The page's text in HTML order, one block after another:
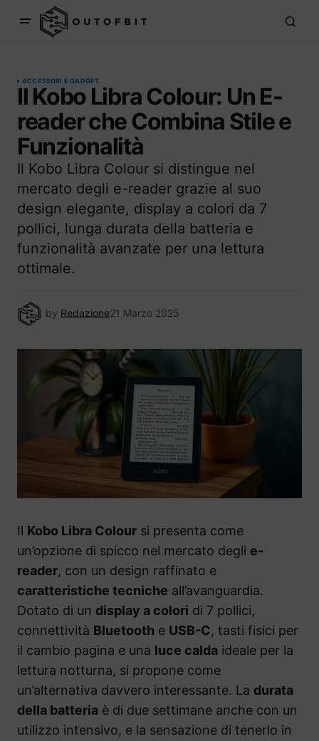
ACCESSORI E GADGET
Il Kobo Libra Colour: Un E-
reader che Combina Stile e
Funzionalità
Il Kobo Libra Colour si distingue nel
mercato degli e-reader grazie al suo
design elegante, display a colori da 7
pollici, lunga durata della batteria e
funzionalità avanzate per una lettura
ottimale.
by Redazione21 Marzo 2025
Il Kobo Libra Colour si presenta come
un’opzione di spicco nel mercato degli e-
reader, con un design raffinato e
caratteristiche tecniche all’avanguardia.
Dotato di un display a colori di 7 pollici,
connettività Bluetooth e USB-C, tasti fisici per
il cambio pagina e una luce calda ideale per la
lettura notturna, si propone come
un’alternativa davvero interessante. La durata
della batteria è di due settimane anche con un
utilizzo intensivo, e la sensazione di tenerlo in